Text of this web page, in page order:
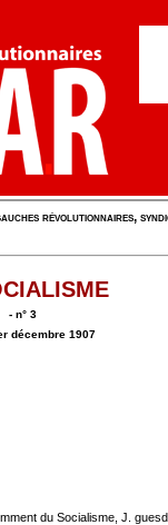
révolutionnaires,
- n° 3
décembre 1907
du Socialisme, J.